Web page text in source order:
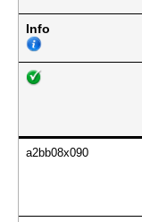
Info
a2bb08x090